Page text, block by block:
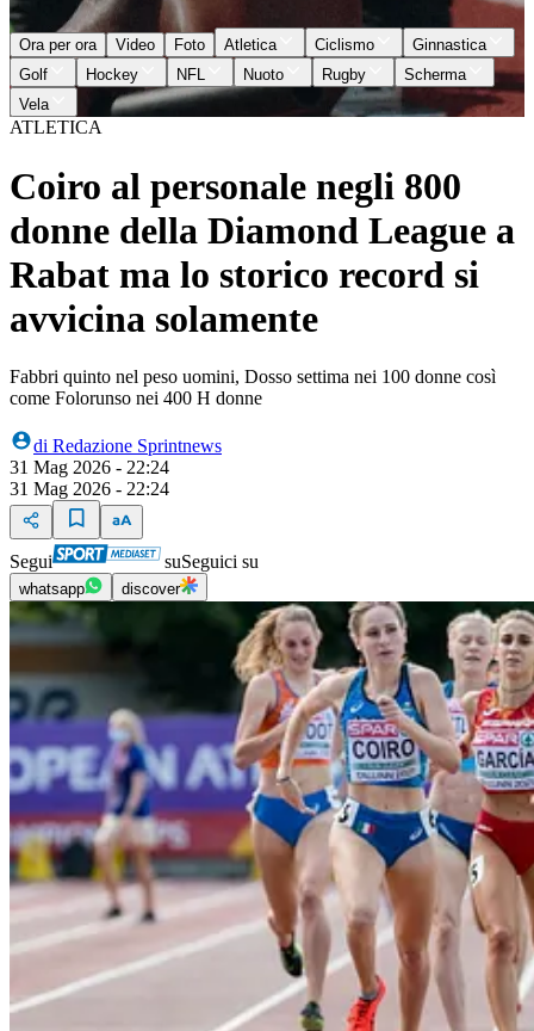
Ora per ora Video Foto Atletica Ciclismo
Ginnastica
Golf
Hockey NFL Nuoto Rugby
Scherma
Vela
ATLETICA
Coiro al personale negli 800
donne della Diamond League a
Rabat ma lo storico record si
avvicina solamente
Fabbri quinto nel peso uomini, Dosso settima nei 100 donne così
come Folorunso nei 400 H donne
di Redazione Sprintnews
31 Mag 2026 - 22:24
31 Mag 2026 - 22:24
Segui suSeguici su
whatsapp discover